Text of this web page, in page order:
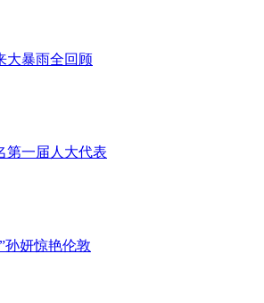
大暴雨全回顾
第一届人大代表
孙妍惊艳伦敦